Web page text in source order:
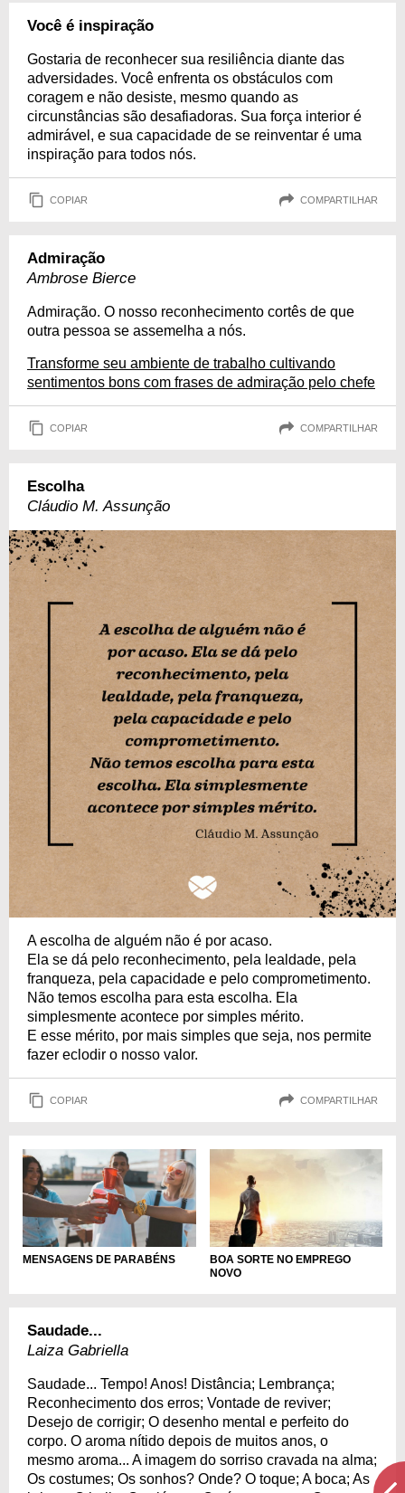
Você é inspiração
Gostaria de reconhecer sua resiliência diante das
adversidades. Você enfrenta os obstáculos com
coragem e não desiste, mesmo quando as
circunstâncias são desafiadoras. Sua força interior é
admirável, e sua capacidade de se reinventar é uma
inspiração para todos nós.
COPIAR COMPARTILHAR
Admiração
Ambrose Bierce
Admiração. O nosso reconhecimento cortês de que
outra pessoa se assemelha a nós.
Transforme seu ambiente de trabalho cultivando
sentimentos bons com frases de admiração pelo chefe
COPIAR COMPARTILHAR
Escolha
Cláudio M. Assunção
A escolha de alguém não é por acaso.
Ela se dá pelo reconhecimento, pela lealdade, pela
franqueza, pela capacidade e pelo comprometimento.
Não temos escolha para esta escolha. Ela
simplesmente acontece por simples mérito.
E esse mérito, por mais simples que seja, nos permite
fazer eclodir o nosso valor.
COPIAR COMPARTILHAR
MENSAGENS DE PARABÉNS
BOA SORTE NO EMPREGO
NOVO
Saudade...
Laiza Gabriella
Saudade... Tempo! Anos! Distância; Lembrança;
Reconhecimento dos erros; Vontade de reviver;
Desejo de corrigir; O desenho mental e perfeito do
corpo. O aroma nítido depois de muitos anos, o
mesmo aroma... A imagem do sorriso cravada na alma;
Os costumes; Os sonhos? Onde? O toque; A boca; As